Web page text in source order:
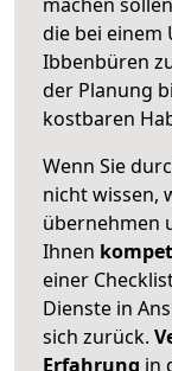
die bei einem
Ibbenbüren
der Planung
kostbaren
Wenn Sie
nicht wissen,
übernehmen
Ihnen
einer
Dienste in
sich zurück.
Erfahrung in